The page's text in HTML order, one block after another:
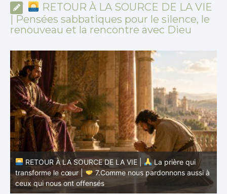
RETOUR À LA SOURCE DE LA VIE
| Pensées sabbatiques pour le silence, le
renouveau et la rencontre avec Dieu
RETOUR À LA SOURCE DE LA VIE |
La prière qui
transforme le cœur |
6.Et pardonne-nous nos offenses